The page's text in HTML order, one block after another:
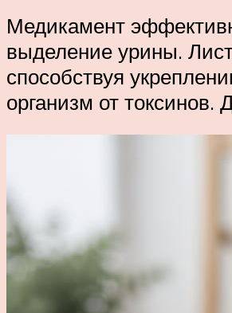
Медикамент
выделение урины.
способствуя
организм от токсинов.